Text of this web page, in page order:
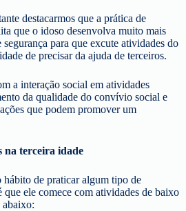
destacarmos que a prática de
que o idoso desenvolva muito mais
para que excute atividades do
de precisar da ajuda de terceiros.
a interação social em atividades
da qualidade do convívio social e
que podem promover um
na terceira idade
hábito de praticar algum tipo de
ele comece com atividades de baixo
abaixo: